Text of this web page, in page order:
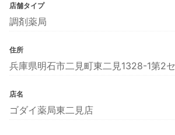
店舗タイプ
調剤薬局
住所
兵庫県明石市二見町東二見1328-1第2
店名
ゴダイ薬局東二見店